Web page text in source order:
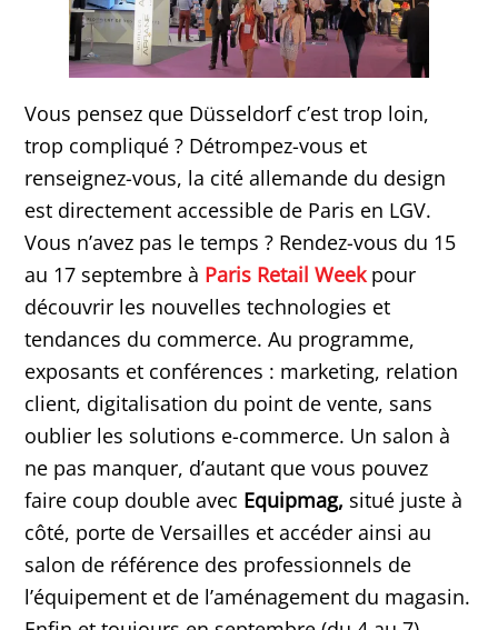
Vous pensez que Düsseldorf c’est trop loin,
trop compliqué ? Détrompez-vous et
renseignez-vous, la cité allemande du design
est directement accessible de Paris en LGV.
Vous n’avez pas le temps ? Rendez-vous du 15
au 17 septembre à Paris Retail Week pour
découvrir les nouvelles technologies et
tendances du commerce. Au programme,
exposants et conférences : marketing, relation
client, digitalisation du point de vente, sans
oublier les solutions e-commerce. Un salon à
ne pas manquer, d’autant que vous pouvez
faire coup double avec Equipmag, situé juste à
côté, porte de Versailles et accéder ainsi au
salon de référence des professionnels de
l’équipement et de l’aménagement du magasin.